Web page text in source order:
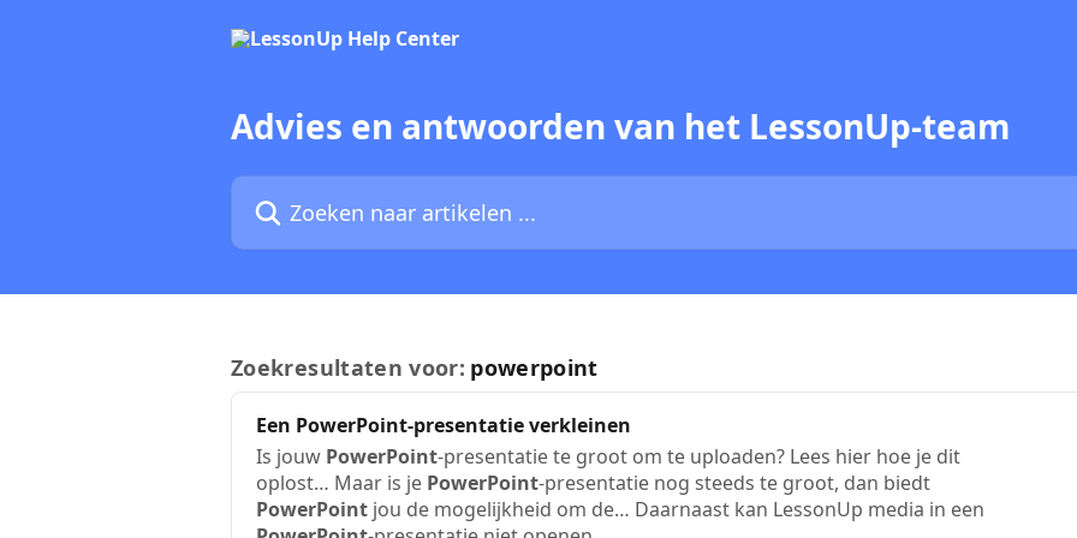
Advies en antwoorden van het LessonUp-team
Zoeken naar artikelen ...
Zoekresultaten voor: powerpoint
Een PowerPoint-presentatie verkleinen
Is jouw PowerPoint-presentatie te groot om te uploaden? Lees hier hoe je dit
oplost… Maar is je PowerPoint-presentatie nog steeds te groot, dan biedt
PowerPoint jou de mogelijkheid om de… Daarnaast kan LessonUp media in een